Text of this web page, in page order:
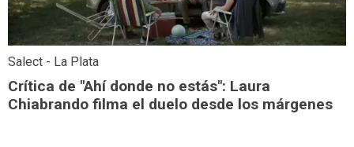
Salect - La Plata
Crítica de "Ahí donde no estás": Laura
Chiabrando filma el duelo desde los márgenes